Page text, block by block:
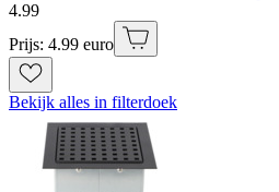
4.99
Prijs: 4.99 euro
Bekijk alles in filterdoek